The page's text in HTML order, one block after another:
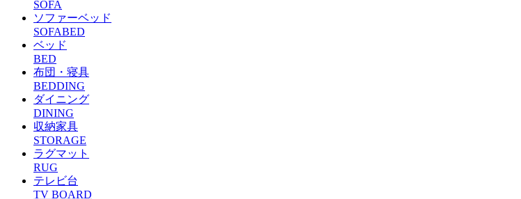
SOFA
ソファーベッド
SOFABED
ベッド
BED
布団・寝具
BEDDING
ダイニング
DINING
収納家具
STORAGE
ラグマット
RUG
テレビ台
TV BOARD